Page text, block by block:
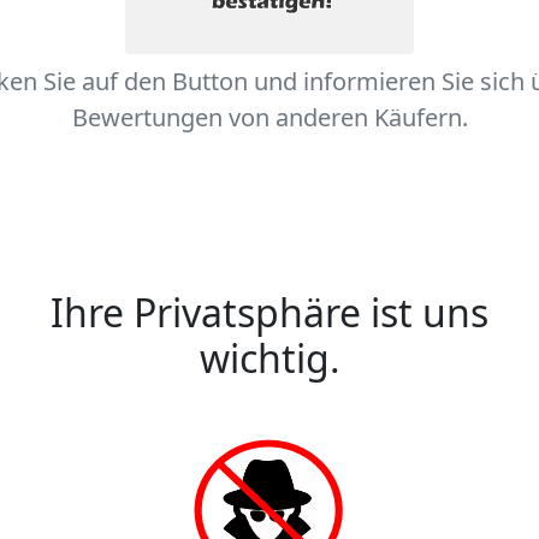
Sie auf den Button und informieren Sie sich
Bewertungen von anderen Käufern.
Ihre Privatsphäre ist uns
wichtig.